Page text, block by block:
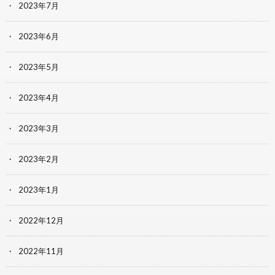
2023年7月
2023年6月
2023年5月
2023年4月
2023年3月
2023年2月
2023年1月
2022年12月
2022年11月